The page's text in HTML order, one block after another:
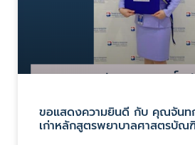
ขอแสดงความยินดี กับ คุณจัน
เก่าหลักสูตรพยาบาลศาสตรบัณ